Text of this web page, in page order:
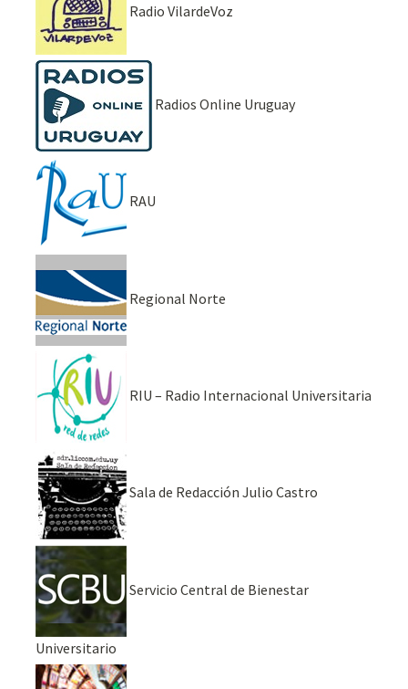
Radio VilardeVoz
Radios Online Uruguay
RAU
Regional Norte
RIU – Radio Internacional Universitaria
Sala de Redacción Julio Castro
Servicio Central de Bienestar
Universitario